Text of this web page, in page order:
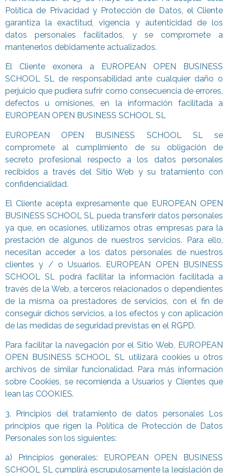
Política de Privacidad y Protección de Datos, el Cliente
garantiza la exactitud, vigencia y autenticidad de los
datos personales facilitados, y se compromete a
mantenerlos debidamente actualizados.
El Cliente exonera a EUROPEAN OPEN BUSINESS
SCHOOL SL de responsabilidad ante cualquier daño o
perjuicio que pudiera sufrir como consecuencia de errores,
defectos u omisiones, en la información facilitada a
EUROPEAN OPEN BUSINESS SCHOOL SL
EUROPEAN OPEN BUSINESS SCHOOL SL se
compromete al cumplimiento de su obligación de
secreto profesional respecto a los datos personales
recibidos a través del Sitio Web y su tratamiento con
confidencialidad.
El Cliente acepta expresamente que EUROPEAN OPEN
BUSINESS SCHOOL SL pueda transferir datos personales
ya que, en ocasiones, utilizamos otras empresas para la
prestación de algunos de nuestros servicios. Para ello,
necesitan acceder a los datos personales de nuestros
clientes y / o Usuarios. EUROPEAN OPEN BUSINESS
SCHOOL SL podrá facilitar la información facilitada a
través de la Web, a terceros relacionados o dependientes
de la misma oa prestadores de servicios, con el fin de
conseguir dichos servicios, a los efectos y con aplicación
de las medidas de seguridad previstas en el RGPD.
Para facilitar la navegación por el Sitio Web, EUROPEAN
OPEN BUSINESS SCHOOL SL utilizará cookies u otros
archivos de similar funcionalidad. Para más información
sobre Cookies, se recomienda a Usuarios y Clientes que
lean las COOKIES.
3. Principios del tratamiento de datos personales Los
principios que rigen la Política de Protección de Datos
Personales son los siguientes:
a) Principios generales: EUROPEAN OPEN BUSINESS
SCHOOL SL cumplirá escrupulosamente la legislación de